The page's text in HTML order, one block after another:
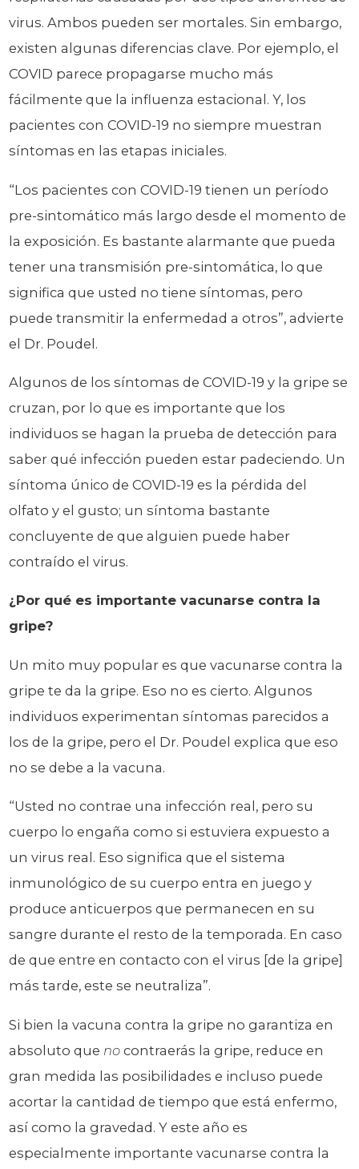
virus. Ambos pueden ser mortales. Sin embargo,
existen algunas diferencias clave. Por ejemplo, el
COVID parece propagarse mucho más
fácilmente que la influenza estacional. Y, los
pacientes con COVID-19 no siempre muestran
síntomas en las etapas iniciales.
“Los pacientes con COVID-19 tienen un período
pre-sintomático más largo desde el momento de
la exposición. Es bastante alarmante que pueda
tener una transmisión pre-sintomática, lo que
significa que usted no tiene síntomas, pero
puede transmitir la enfermedad a otros”, advierte
el Dr. Poudel.
Algunos de los síntomas de COVID-19 y la gripe se
cruzan, por lo que es importante que los
individuos se hagan la prueba de detección para
saber qué infección pueden estar padeciendo. Un
síntoma único de COVID-19 es la pérdida del
olfato y el gusto; un síntoma bastante
concluyente de que alguien puede haber
contraído el virus.
¿Por qué es importante vacunarse contra la
gripe?
Un mito muy popular es que vacunarse contra la
gripe te da la gripe. Eso no es cierto. Algunos
individuos experimentan síntomas parecidos a
los de la gripe, pero el Dr. Poudel explica que eso
no se debe a la vacuna.
“Usted no contrae una infección real, pero su
cuerpo lo engaña como si estuviera expuesto a
un virus real. Eso significa que el sistema
inmunológico de su cuerpo entra en juego y
produce anticuerpos que permanecen en su
sangre durante el resto de la temporada. En caso
de que entre en contacto con el virus [de la gripe]
más tarde, este se neutraliza”.
Si bien la vacuna contra la gripe no garantiza en
absoluto que no contraerás la gripe, reduce en
gran medida las posibilidades e incluso puede
acortar la cantidad de tiempo que está enfermo,
así como la gravedad. Y este año es
especialmente importante vacunarse contra la